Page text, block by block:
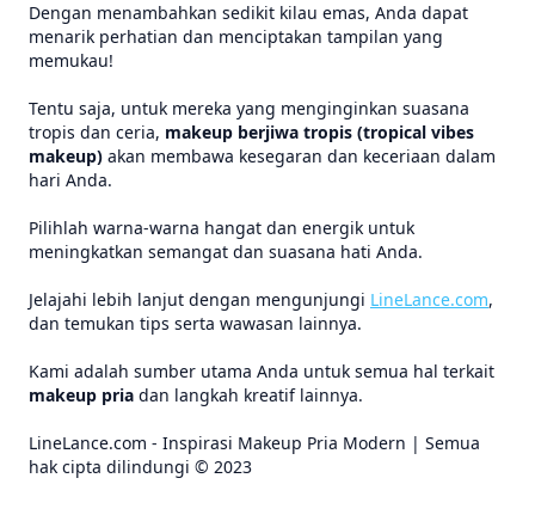
Dengan menambahkan sedikit kilau emas, Anda dapat
menarik perhatian dan menciptakan tampilan yang
memukau!
Tentu saja, untuk mereka yang menginginkan suasana
tropis dan ceria, makeup berjiwa tropis (tropical vibes
makeup) akan membawa kesegaran dan keceriaan dalam
hari Anda.
Pilihlah warna-warna hangat dan energik untuk
meningkatkan semangat dan suasana hati Anda.
Jelajahi lebih lanjut dengan mengunjungi LineLance.com,
dan temukan tips serta wawasan lainnya.
Kami adalah sumber utama Anda untuk semua hal terkait
makeup pria dan langkah kreatif lainnya.
LineLance.com - Inspirasi Makeup Pria Modern | Semua
hak cipta dilindungi © 2023